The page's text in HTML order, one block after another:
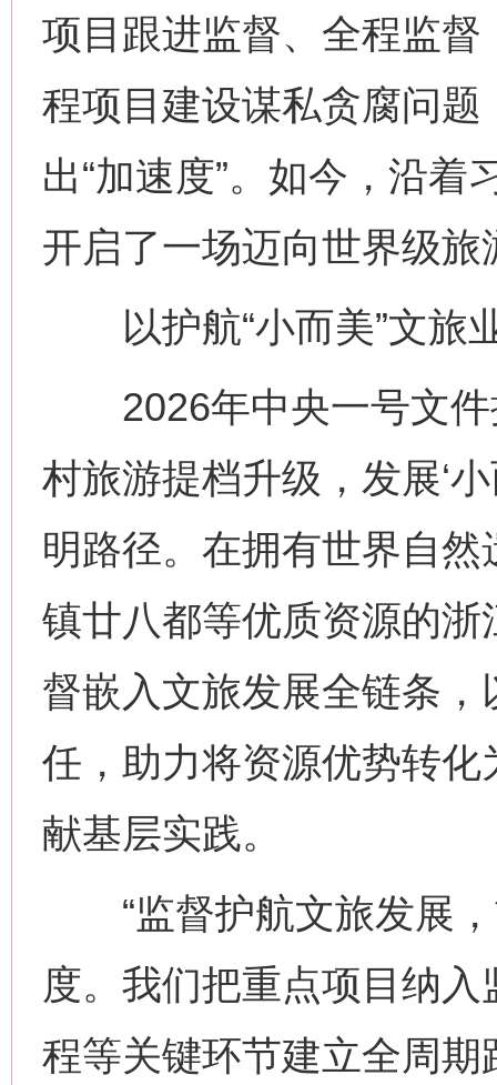
项目跟进监督、全程监
程项目建设谋私贪腐问
出“加速度”。如今，沿
开启了一场迈向世界级
以护航“小而美”文旅
2026年中央一号文件
村旅游提档升级，发展‘
明路径。在拥有世界自
镇廿八都等优质资源的
督嵌入文旅发展全链条
任，助力将资源优势转
献基层实践。
“监督护航文旅发展，
度。我们把重点项目纳
程等关键环节建立全周期